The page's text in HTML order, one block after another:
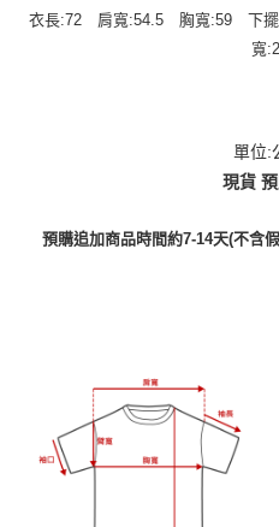
衣長:72 肩寬:54.5 胸寬:59 下
寬
單位:
現貨 預
預購追加商品時間約7-14天(不含